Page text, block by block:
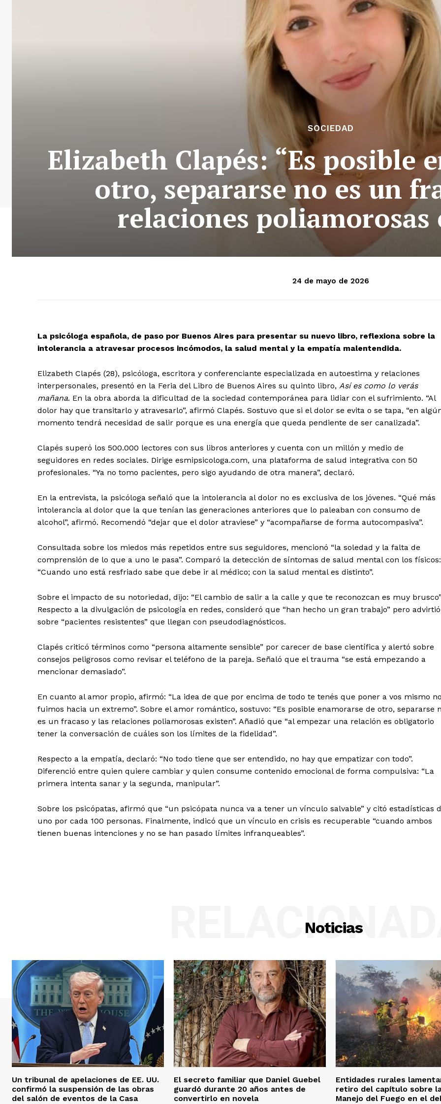
SOCIEDAD
Elizabeth Clapés: “Es posible
otro, separarse no es un
relaciones poliamorosas
24 de mayo de 2026
La psicóloga española, de paso por Buenos Aires para presentar su nuevo libro, reflexiona sobre la
intolerancia a atravesar procesos incómodos, la salud mental y la empatía malentendida.
Elizabeth Clapés (28), psicóloga, escritora y conferenciante especializada en autoestima y relaciones
interpersonales, presentó en la Feria del Libro de Buenos Aires su quinto libro, Así es como lo verás
mañana. En la obra aborda la dificultad de la sociedad contemporánea para lidiar con el sufrimiento. “Al
dolor hay que transitarlo y atravesarlo”, afirmó Clapés. Sostuvo que si el dolor se evita o se tapa, “en
momento tendrá necesidad de salir porque es una energía que queda pendiente de ser canalizada”.
Clapés superó los 500.000 lectores con sus libros anteriores y cuenta con un millón y medio de
seguidores en redes sociales. Dirige esmipsicologa.com, una plataforma de salud integrativa con 50
profesionales. “Ya no tomo pacientes, pero sigo ayudando de otra manera”, declaró.
En la entrevista, la psicóloga señaló que la intolerancia al dolor no es exclusiva de los jóvenes. “Qué más
intolerancia al dolor que la que tenían las generaciones anteriores que lo paleaban con consumo de
alcohol”, afirmó. Recomendó “dejar que el dolor atraviese” y “acompañarse de forma autocompasiva”.
Consultada sobre los miedos más repetidos entre sus seguidores, mencionó “la soledad y la falta de
comprensión de lo que a uno le pasa”. Comparó la detección de síntomas de salud mental con los físicos:
“Cuando uno está resfriado sabe que debe ir al médico; con la salud mental es distinto”.
Sobre el impacto de su notoriedad, dijo: “El cambio de salir a la calle y que te reconozcan es muy
Respecto a la divulgación de psicología en redes, consideró que “han hecho un gran trabajo” pero advirtió
sobre “pacientes resistentes” que llegan con pseudodiagnósticos.
Clapés criticó términos como “persona altamente sensible” por carecer de base científica y alertó sobre
consejos peligrosos como revisar el teléfono de la pareja. Señaló que el trauma “se está empezando a
mencionar demasiado”.
En cuanto al amor propio, afirmó: “La idea de que por encima de todo te tenés que poner a vos mismo
fuimos hacia un extremo”. Sobre el amor romántico, sostuvo: “Es posible enamorarse de otro, separarse
es un fracaso y las relaciones poliamorosas existen”. Añadió que “al empezar una relación es obligatorio
tener la conversación de cuáles son los límites de la fidelidad”.
Respecto a la empatía, declaró: “No todo tiene que ser entendido, no hay que empatizar con todo”.
Diferenció entre quien quiere cambiar y quien consume contenido emocional de forma compulsiva: “La
primera intenta sanar y la segunda, manipular”.
Sobre los psicópatas, afirmó que “un psicópata nunca va a tener un vínculo salvable” y citó estadísticas
uno por cada 100 personas. Finalmente, indicó que un vínculo en crisis es recuperable “cuando ambos
tienen buenas intenciones y no se han pasado límites infranqueables”.
Noticias
Un tribunal de apelaciones de EE. UU.
confirmó la suspensión de las obras
del salón de eventos de la Casa
El secreto familiar que Daniel Guebel
guardó durante 20 años antes de
convertirlo en novela
Entidades rurales
retiro del capítulo sobre
Manejo del Fuego en el